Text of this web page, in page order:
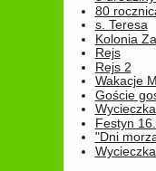
80
s. Teresa
Kolonia
Rejs
Rejs 2
Wakacje
Goście
Festyn
"Dni